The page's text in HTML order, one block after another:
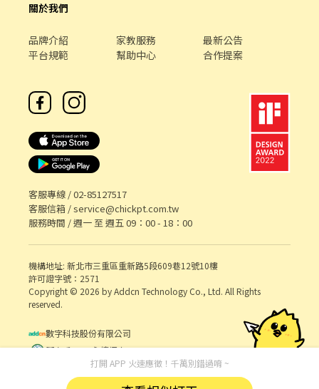
關於我們
品牌介紹 家教服務
最新公告
平台規範
幫助中心 合作提案
客服專線 /02-85127517
客服信箱 /service@chickpt.com.tw
服務時間 / 週一 至 週五 09：00 - 18：00
機構地址: 新北市三重區重新路5段609巷12號10樓
許可證字號：2571
Copyright © 2026 by Addcn Technology Co., Ltd. All Rights
reserved.
數字科技股份有限公司
鄧白氏 ESG 永續標章
打開 APP 火速應徵！千萬別錯過唷 ~